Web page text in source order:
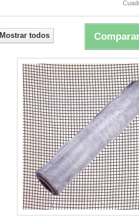
Mostrar todos